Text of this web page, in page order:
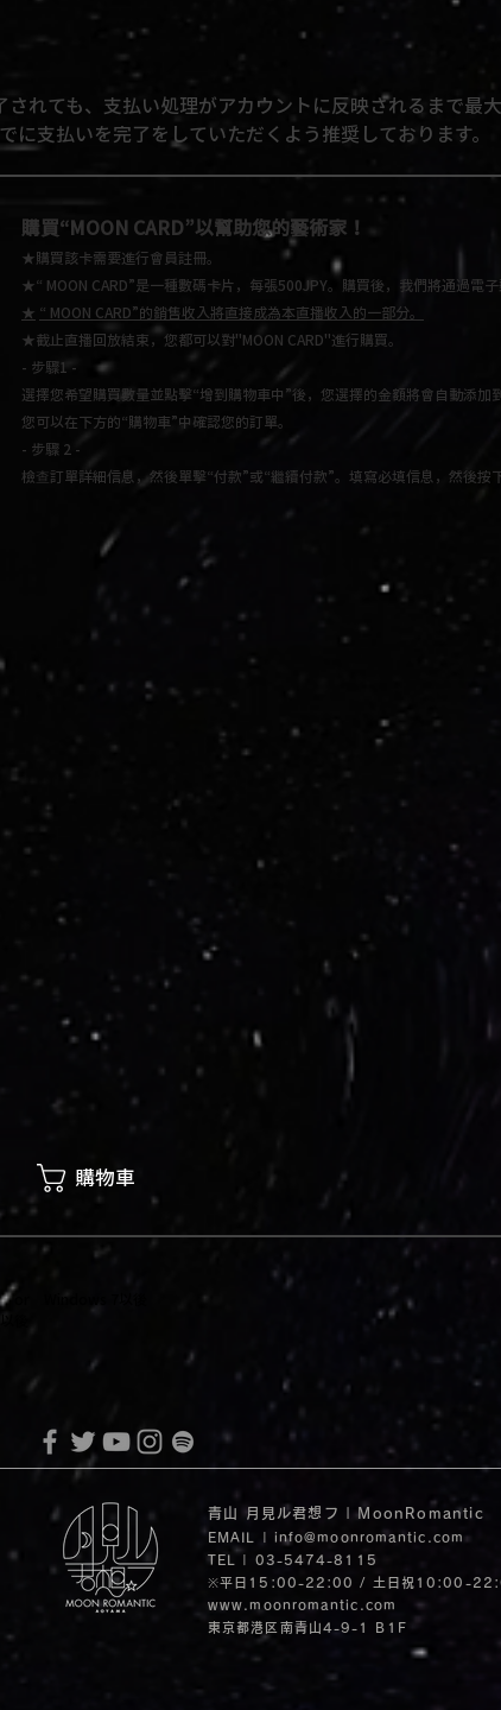
れても、支払い処理がアカウントに反映されるまで最
に支払いを完了をしていただくよう推奨しております。
購買“MOON CARD”以幫助您的藝術家！
★購買該卡需要進行會員註冊。
★“ MOON CARD”是一種數碼卡片，每張500JPY。 購買後，我們將通過電
★ “ MOON CARD”的銷售收入將直接成為本直播收入的一部分。
★截止直播回放結束，您都可以對"MOON CARD"進行購買。
- 步驟1 -
選擇您希望購買數量並點擊“增到購物車中”後， 您選擇的金額將會自動添加
您可以在下方的“購物車”中確認您的訂單。
- 步驟 2 -
檢查訂單詳細信息，然後單擊“付款”或“繼續付款”。填寫必填信息，然後按
購物車
or Windows 7以後
青山 月見ル君想フ | MoonRomantic
EMAIL |
info@moonromantic.com
TEL | 03-5474-8115
※平日15:00-22:00 / 土日祝10:00-
www.moonromantic.com
​東京都港区南青山4-9-1 B1F